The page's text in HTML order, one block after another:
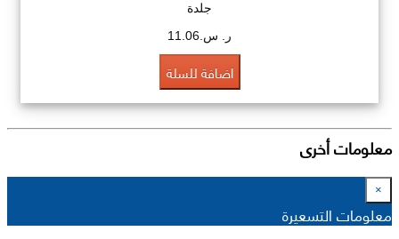
جلدة
ر. س.11.06
اضافة للسلة
معلومات أخرى
×
معلومات التسعيرة